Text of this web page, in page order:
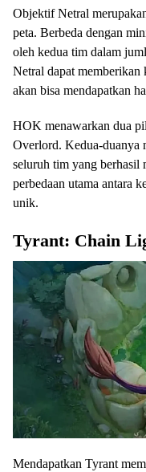
Objektif Netral
peta. Berbeda dengan
oleh kedua tim dalam
Netral dapat memberikan
akan bisa mendapatkan
HOK menawarkan dua
Overlord. Kedua-duanya
seluruh tim yang berhasil
perbedaan utama antara
unik.
Tyrant: Chain
Mendapatkan Tyrant